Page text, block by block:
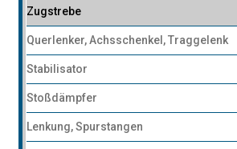
Zugstrebe
Querlenker, Achsschenkel, Traggelenk
Stabilisator
Stoßdämpfer
Lenkung, Spurstangen